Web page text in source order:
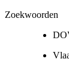
Zoekwoorden